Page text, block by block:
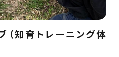
（知育トレーニング体